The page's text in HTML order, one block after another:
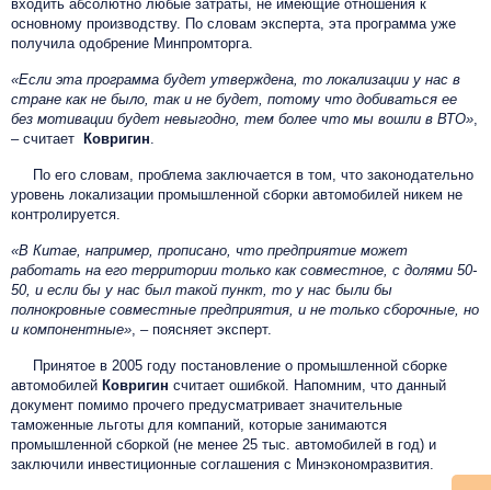
входить абсолютно любые затраты, не имеющие отношения к
основному производству. По словам эксперта, эта программа уже
получила одобрение Минпромторга.
«Если эта программа будет утверждена, то локализации у нас в
стране как не было, так и не будет, потому что добиваться ее
без мотивации будет невыгодно, тем более что мы вошли в ВТО»
– считает Ковригин
По его словам, проблема заключается в том, что законодательно
уровень локализации промышленной сборки автомобилей никем не
контролируется.
«В Китае, например, прописано, что предприятие может
работать на его территории только как совместное, с долями 50-
50, и если бы у нас был такой пункт, то у нас были бы
полнокровные совместные предприятия, и не только сборочные, но
и компонентные» , – поясняет эксперт.
Принятое в 2005 году постановление о промышленной сборке
автомобилей Ковригин считает ошибкой. Напомним, что данный
документ помимо прочего предусматривает значительные
таможенные льготы для компаний, которые занимаются
промышленной сборкой (не менее 25 тыс. автомобилей в год) и
заключили инвестиционные соглашения с Минэкономразвития.